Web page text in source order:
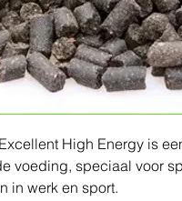
High Energy is
voeding, speciaal voor
in werk en sport.